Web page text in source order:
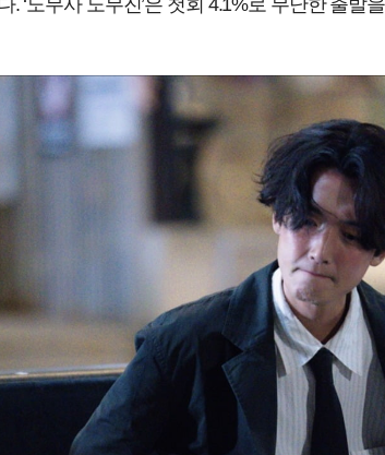
. ‘노무사 노무진’은 첫회 4.1%로 무난한 출발